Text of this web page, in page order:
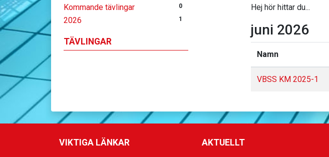
Kommande tävlingar 0
2026 1
TÄVLINGAR
Hej hör hittar du...
juni 2026
Namn
VBSS KM 2025-1
VIKTIGA LÄNKAR AKTUELLT